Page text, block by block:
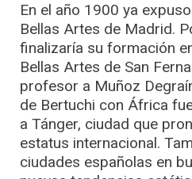
En el año 1900 ya
Bellas Artes de Madrid.
finalizaría su formación
Bellas Artes de San
profesor a Muñoz
de Bertuchi con África
a Tánger, ciudad que
estatus internacional.
ciudades españolas en